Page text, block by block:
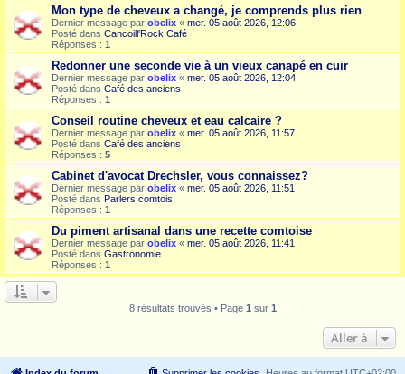
Mon type de cheveux a changé, je comprends plus rien
Dernier message par obelix « mer. 05 août 2026, 12:06
Posté dans Cancoill'Rock Café
Réponses : 1
Redonner une seconde vie à un vieux canapé en cuir
Dernier message par obelix « mer. 05 août 2026, 12:04
Posté dans Café des anciens
Réponses : 1
Conseil routine cheveux et eau calcaire ?
Dernier message par obelix « mer. 05 août 2026, 11:57
Posté dans Café des anciens
Réponses : 5
Cabinet d'avocat Drechsler, vous connaissez?
Dernier message par obelix « mer. 05 août 2026, 11:51
Posté dans Parlers comtois
Réponses : 1
Du piment artisanal dans une recette comtoise
Dernier message par obelix « mer. 05 août 2026, 11:41
Posté dans Gastronomie
Réponses : 1
8 résultats trouvés • Page 1 sur 1
Aller à